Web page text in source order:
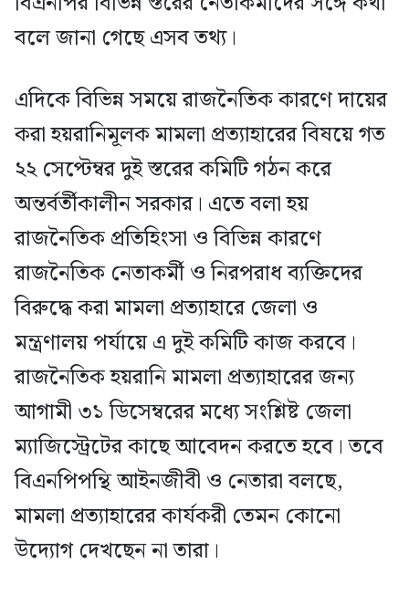
বলে জানা গেছে এসব তথ্য।
এদিকে বিভিন্ন সময়ে রাজনৈতিক কারণে দায়ের
করা হয়রানিমূলক মামলা প্রত্যাহারের বিষয়ে গত
২২ সেপ্টেম্বর দুই স্তরের কমিটি গঠন করে
অন্তর্বর্তীকালীন সরকার। এতে বলা হয়
রাজনৈতিক প্রতিহিংসা ও বিভিন্ন কারণে
রাজনৈতিক নেতাকর্মী ও নিরপরাধ ব্যক্তিদের
বিরুদ্ধে করা মামলা প্রত্যাহারে জেলা ও
মন্ত্রণালয় পর্যায়ে এ দুই কমিটি কাজ করবে।
রাজনৈতিক হয়রানি মামলা প্রত্যাহারের জন্য
আগামী ৩১ ডিসেম্বরের মধ্যে সংশ্লিষ্ট জেলা
ম্যাজিস্ট্রেটের কাছে আবেদন করতে হবে। তবে
বিএনপিপন্থি আইনজীবী ও নেতারা বলছে,
মামলা প্রত্যাহারের কার্যকরী তেমন কোনো
উদ্যোগ দেখছেন না তারা।